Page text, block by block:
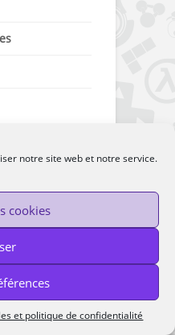
notre site web et notre service.
cookies
et politique de confidentialité